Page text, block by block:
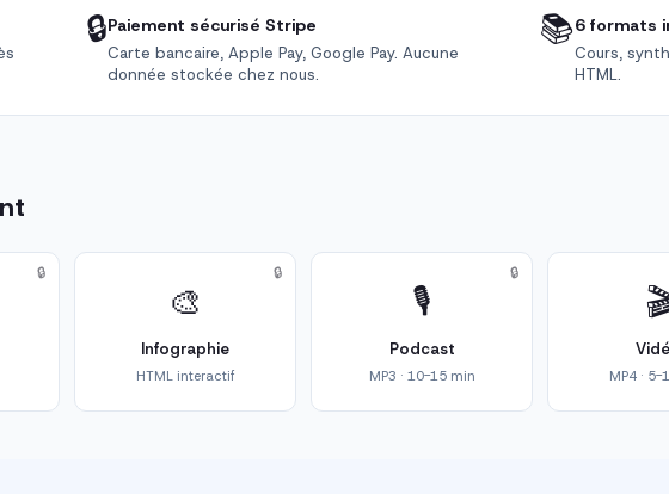
🔒Paiement sécurisé Stripe
Carte bancaire, Apple Pay, Google Pay. Aucune
donnée stockée chez nous.
📚6 formats
Cours,
HTML.
🔒
🎨
Infographie
HTML interactif
🔒
🎙️
Podcast
MP3 · 10-15 min
🔒
MP4 · 5-